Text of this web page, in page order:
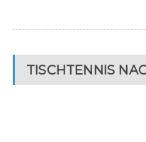
TISCHTENNIS